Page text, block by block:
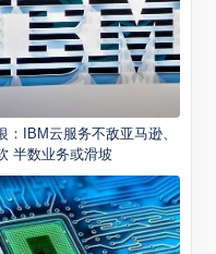
：IBM云服务不敌亚马逊、
半数业务或滑坡